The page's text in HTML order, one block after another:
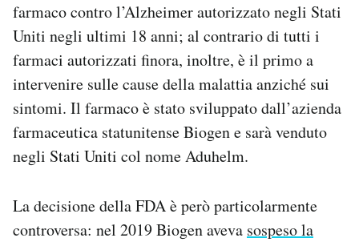
Newsletter
Notifiche mobile
Regala il Post
farmaco contro l’Alzheimer autorizzato negli Stati
Uniti negli ultimi 18 anni; al contrario di tutti i
farmaci autorizzati finora, inoltre, è il primo a
intervenire sulle cause della malattia anziché sui
sintomi. Il farmaco è stato sviluppato dall’azienda
farmaceutica statunitense Biogen e sarà venduto
negli Stati Uniti col nome Aduhelm.
La decisione della FDA è però particolarmente
controversa: nel 2019 Biogen aveva sospeso la